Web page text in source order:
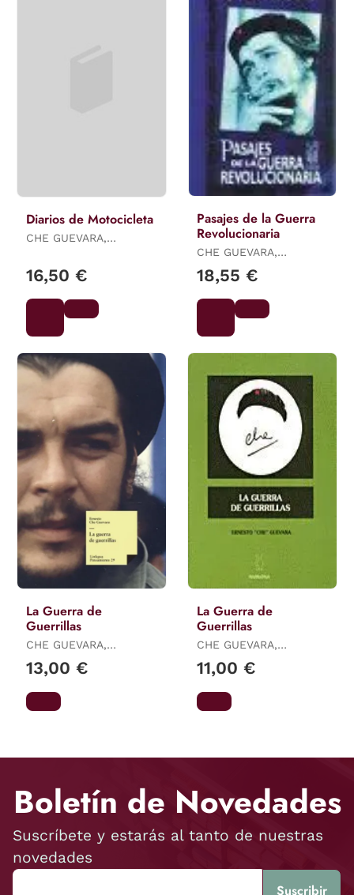
Diarios de Motocicleta
CHE GUEVARA,
16,50 €
Pasajes de la Guerra
Revolucionaria
CHE GUEVARA,
18,55 €
La Guerra de
Guerrillas
CHE GUEVARA,
13,00 €
La Guerra de
Guerrillas
CHE GUEVARA,
11,00 €
Boletín de Novedades
Suscríbete y estarás al tanto de nuestras
novedades